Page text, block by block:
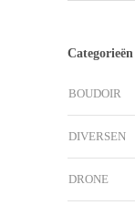
Categorieën
BOUDOIR
DIVERSEN
DRONE